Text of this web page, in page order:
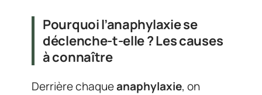
Pourquoi l’anaphylaxie se
déclenche-t-elle ? Les causes
à connaître
Derrière chaqueanaphylaxie, on